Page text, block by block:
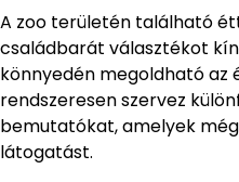
A zoo területén található
családbarát választékot
könnyedén megoldható az
rendszeresen szervez
bemutatókat, amelyek
látogatást.